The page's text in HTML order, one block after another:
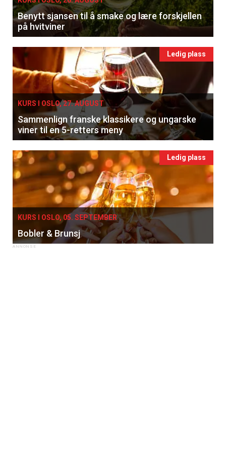
Benytt sjansen til å smake og lære forskjellen
på hvitviner
Ledig plass
KURS I OSLO, 27. AUGUST
Sammenlign franske klassikere og ungarske
viner til en 5-retters meny
Ledig plass
KURS I OSLO, 05. SEPTEMBER
Bobler & Brunsj